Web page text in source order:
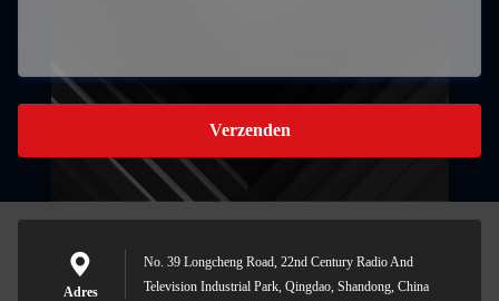
Verzenden
Adres
No. 39 Longcheng Road, 22nd Century Radio And
Television Industrial Park, Qingdao, Shandong, China